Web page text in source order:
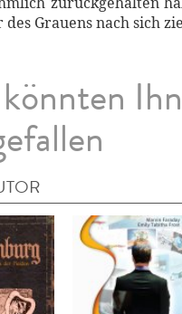
Grauens nach sich